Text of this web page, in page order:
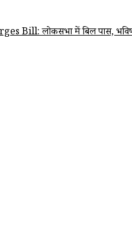
में बिल पास, भविष्य में UPI